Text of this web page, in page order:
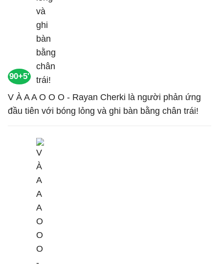
90+5'
V À A A O O O - Rayan Cherki là người phản ứng
đầu tiên với bóng lỏng và ghi bàn bằng chân trái!